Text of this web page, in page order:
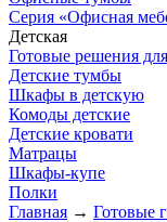
Серия «Офисная
Детская
Готовые решения
Детские тумбы
Шкафы в детскую
Комоды детские
Детские кровати
Матрацы
Шкафы-купе
Полки
Главная → Готовые